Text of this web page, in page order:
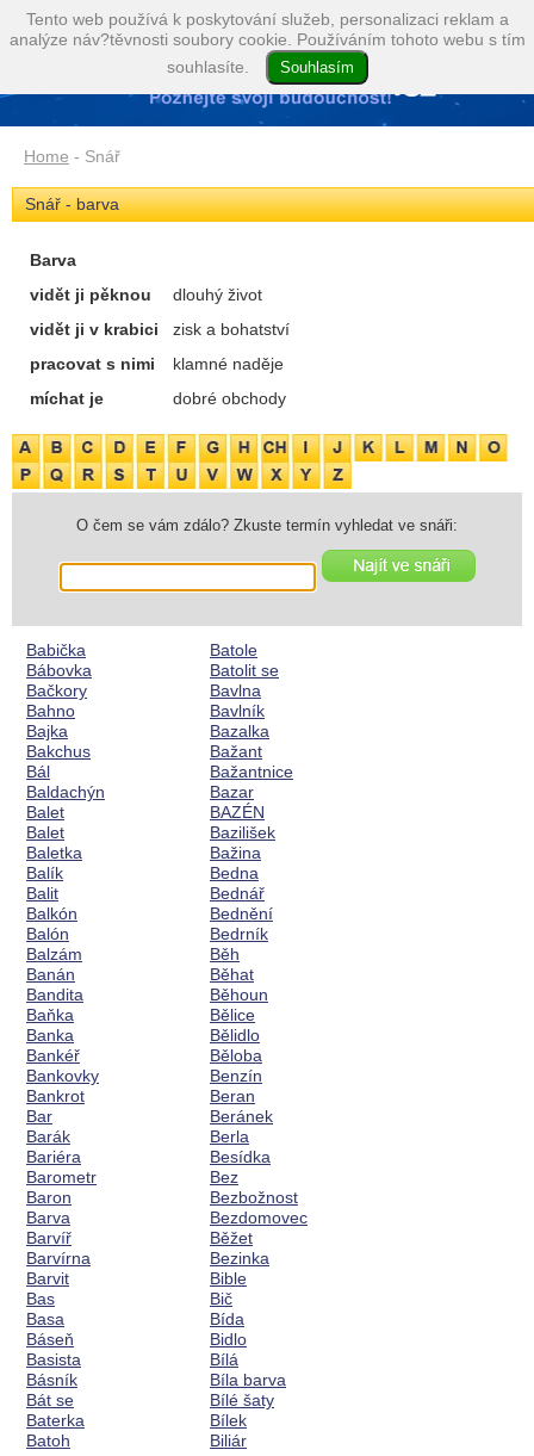
Home - Snář
Snář - barva
Barva
vidět ji pěknou
dlouhý život
vidět ji v krabici
zisk a bohatství
pracovat s nimi
klamné naděje
míchat je
dobré obchody
O čem se vám zdálo? Zkuste termín vyhledat ve snáři:
Babička
Bábovka
Bačkory
Bahno
Bajka
Bakchus
Bál
Baldachýn
Balet
Balet
Baletka
Balík
Balit
Balkón
Balón
Balzám
Banán
Bandita
Baňka
Banka
Bankéř
Bankovky
Bankrot
Bar
Barák
Bariéra
Barometr
Baron
Barva
Barvíř
Barvírna
Barvit
Bas
Basa
Báseň
Basista
Básník
Bát se
Baterka
Batoh
Batole
Batolit se
Bavlna
Bavlník
Bazalka
Bažant
Bažantnice
Bazar
BAZÉN
Bazilišek
Bažina
Bedna
Bednář
Bednění
Bedrník
Běh
Běhat
Běhoun
Bělice
Bělidlo
Běloba
Benzín
Beran
Beránek
Berla
Besídka
Bez
Bezbožnost
Bezdomovec
Běžet
Bezinka
Bible
Bič
Bída
Bidlo
Bílá
Bíla barva
Bílé šaty
Bílek
Biliár
Tento web používá k poskytování služeb, personalizaci reklam a
analýze náv?těvnosti soubory cookie. Používáním tohoto webu s tím
souhlasíte.